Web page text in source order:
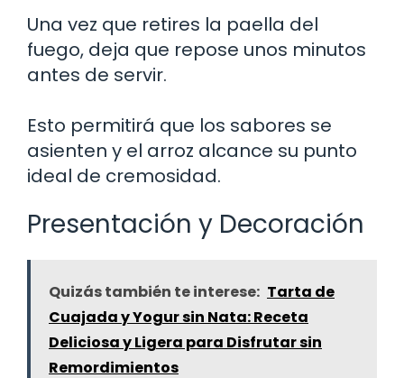
Una vez que retires la paella del
fuego, deja que repose unos minutos
antes de servir.
Esto permitirá que los sabores se
asienten y el arroz alcance su punto
ideal de cremosidad.
Presentación y Decoración
Quizás también te interese: Tarta de
Cuajada y Yogur sin Nata: Receta
Deliciosa y Ligera para Disfrutar sin
Remordimientos